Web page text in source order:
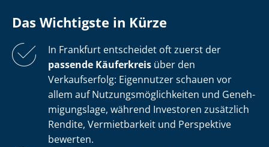
Das Wichtigste in Kürze
In Frankfurt entscheidet oft zuerst der
passende Käuferkreis über den
Verkaufserfolg: Eigennutzer schauen vor
allem auf Nut­zungs­mög­lich­kei­ten und Ge­neh­
mi­gungs­la­ge, während Investoren zusätzlich
Rendite, Vermietbarkeit und Perspektive
bewerten.